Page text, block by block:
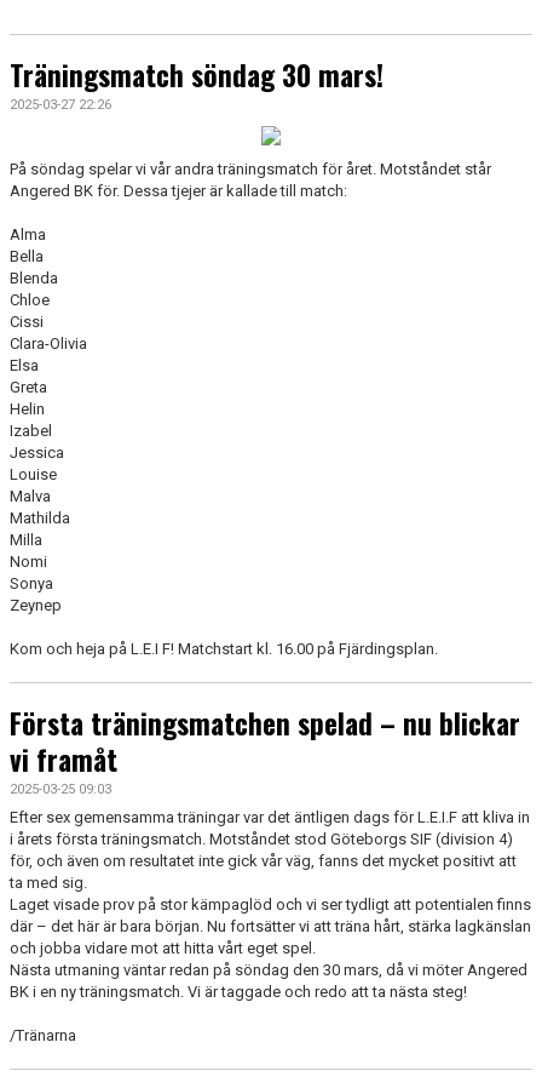
Träningsmatch söndag 30 mars!
2025-03-27 22:26
På söndag spelar vi vår andra träningsmatch för året. Motståndet står
Angered BK för. Dessa tjejer är kallade till match:
Alma
Bella
Blenda
Chloe
Cissi
Clara-Olivia
Elsa
Greta
Helin
Izabel
Jessica
Louise
Malva
Mathilda
Milla
Nomi
Sonya
Zeynep
Kom och heja på L.E.I F! Matchstart kl. 16.00 på Fjärdingsplan.
Första träningsmatchen spelad – nu blickar
vi framåt
2025-03-25 09:03
Efter sex gemensamma träningar var det äntligen dags för L.E.I.F att kliva in
i årets första träningsmatch. Motståndet stod Göteborgs SIF (division 4)
för, och även om resultatet inte gick vår väg, fanns det mycket positivt att
ta med sig.
Laget visade prov på stor kämpaglöd och vi ser tydligt att potentialen finns
där – det här är bara början. Nu fortsätter vi att träna hårt, stärka lagkänslan
och jobba vidare mot att hitta vårt eget spel.
Nästa utmaning väntar redan på söndag den 30 mars, då vi möter Angered
BK i en ny träningsmatch. Vi är taggade och redo att ta nästa steg!
/Tränarna